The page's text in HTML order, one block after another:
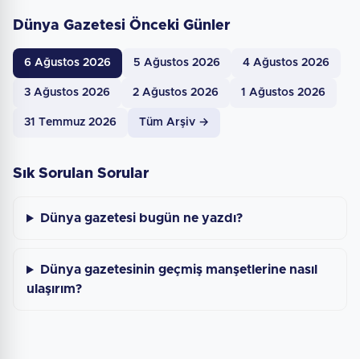
Dünya Gazetesi Önceki Günler
6 Ağustos 2026 5 Ağustos 2026 4 Ağustos 2026
3 Ağustos 2026 2 Ağustos 2026 1 Ağustos 2026
31 Temmuz 2026 Tüm Arşiv →
Sık Sorulan Sorular
Dünya gazetesi bugün ne yazdı?
Dünya gazetesinin geçmiş manşetlerine nasıl
ulaşırım?